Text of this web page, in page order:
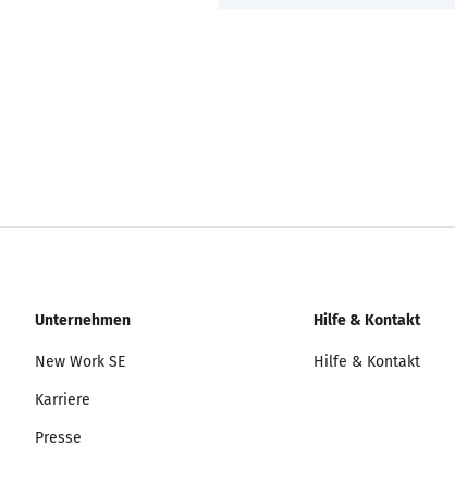
Unternehmen
New Work SE
Karriere
Presse
Hilfe & Kontakt
Hilfe & Kontakt